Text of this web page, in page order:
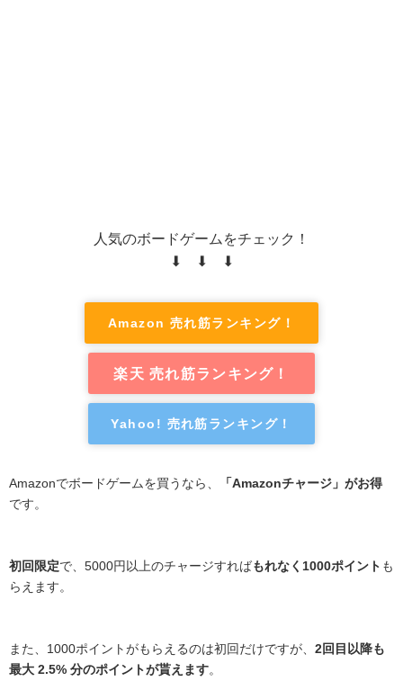
人気のボードゲームをチェック！
⬇ ⬇ ⬇
Amazon 売れ筋ランキング！
楽天 売れ筋ランキング！
Yahoo! 売れ筋ランキング！
Amazonでボードゲームを買うなら、
「Amazonチャージ」がお得
です。
初回限定で、5000円以上のチャージすればもれなく1000ポイント も
らえます。
また、1000ポイントがもらえるのは初回だけですが、 2回目以降も
最大 2.5% 分のポイントが貰えます。